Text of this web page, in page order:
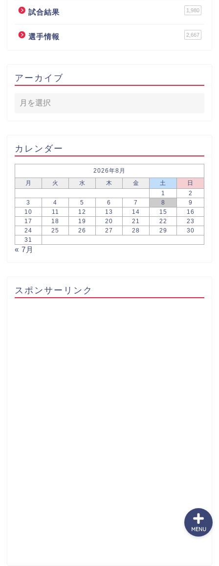
試合結果 1,980
選手情報 2,667
アーカイブ
カレンダー
2026年8月
月
火 水 木 金 土
日
1
2
3
4 5 6 7 8
9
10
11 12 13 14 15
16
17
18 19 20 21 22
23
24
25 26 27 28 29
30
31
« 7月
スポンサーリンク
MENU